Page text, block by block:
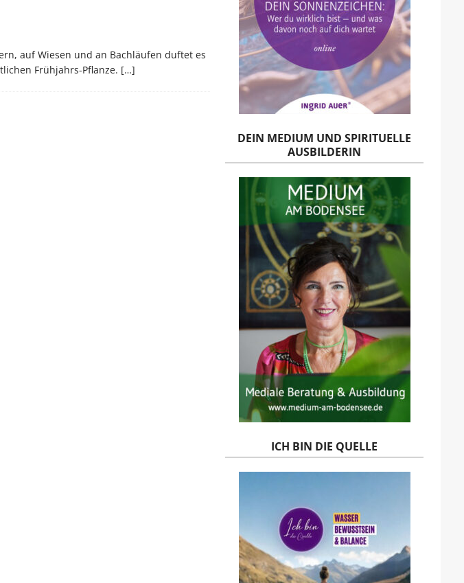
auf Wiesen und an Bachläufen duftet es
Frühjahrs-Pflanze. […]
DEIN MEDIUM UND SPIRITUELLE
AUSBILDERIN
ICH BIN DIE QUELLE